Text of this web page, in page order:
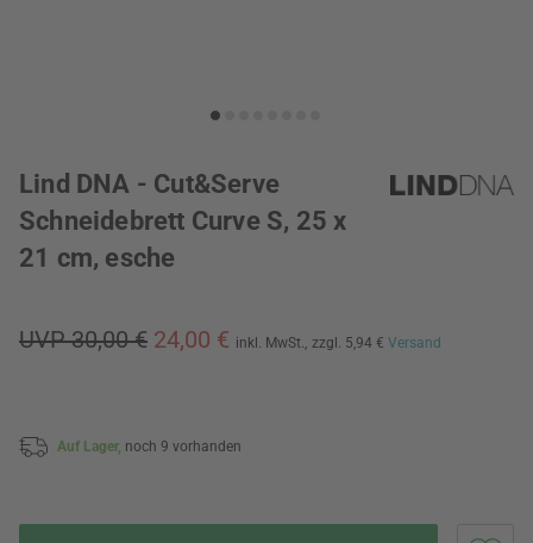
Lind DNA - Cut&Serve
Schneidebrett Curve S, 25 x
21 cm, esche
UVP 30,00 € 24,00 € inkl. MwSt., zzgl. 5,94 € Versand
Auf Lager, noch 9 vorhanden